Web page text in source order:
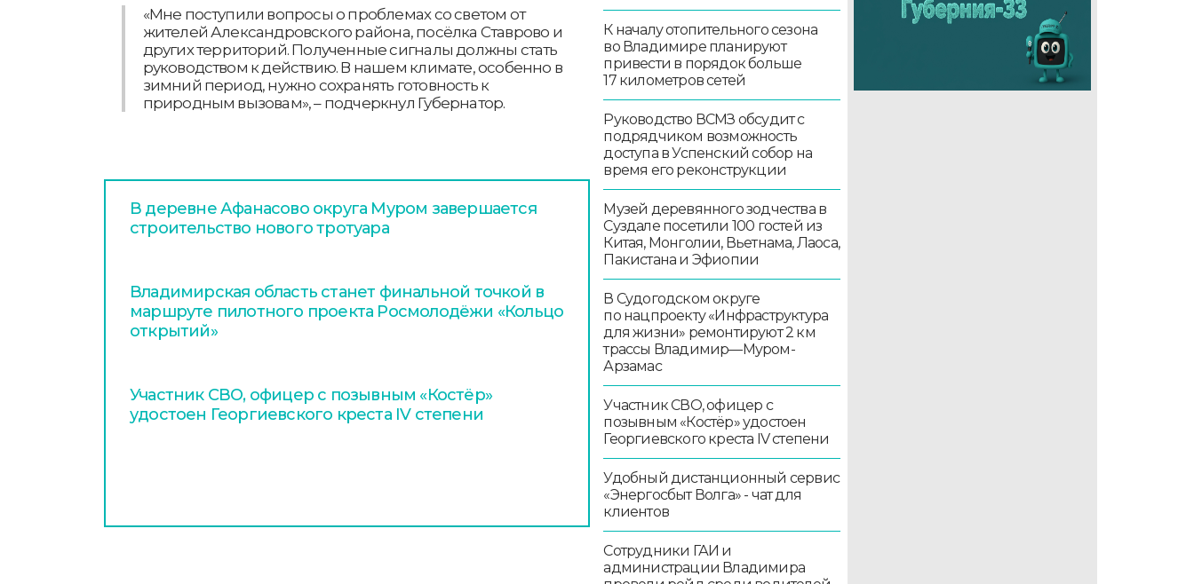
«Мне поступили вопросы о проблемах со светом от
жителей Александровского района, посёлка Ставрово и
других территорий. Полученные сигналы должны стать
руководством к действию. В нашем климате, особенно в
зимний период, нужно сохранять готовность к
природным вызовам», – подчеркнул Губернатор.
В деревне Афанасово округа Муром завершается
строительство нового тротуара
Владимирская область станет финальной точкой в
маршруте пилотного проекта Росмолодёжи «Кольцо
открытий»
Участник СВО, офицер с позывным «Костёр»
удостоен Георгиевского креста IV степени
К началу отопительного сезона
во Владимире планируют
привести в порядок больше
17 километров сетей
Руководство ВСМЗ обсудит с
подрядчиком возможность
доступа в Успенский собор на
время его реконструкции
Музей деревянного зодчества в
Суздале посетили 100 гостей из
Китая, Монголии, Вьетнама, Лаоса,
Пакистана и Эфиопии
В Судогодском округе
по нацпроекту «Инфраструктура
для жизни» ремонтируют 2 км
трассы Владимир—Муром-
Арзамас
Участник СВО, офицер с
позывным «Костёр» удостоен
Георгиевского креста IV степени
Удобный дистанционный сервис
«Энергосбыт Волга» - чат для
клиентов
Сотрудники ГАИ и
администрации Владимира